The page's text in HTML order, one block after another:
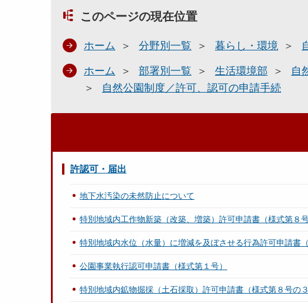
このページの現在位置
ホーム 分野別一覧 暮らし・環境
ホーム 部署別一覧 生活環境部 自
自然公園制度／許可、認可の申請手続
許認可・届出
地下水汚染の未然防止について
特別地域内工作物新築（改築、増築）許可申請書（様式第８号
特別地域内水位（水量）に増減を及ぼさせる行為許可申請書
公園事業執行認可申請書（様式第１号）
特別地域内鉱物掘採（土石採取）許可申請書（様式第８号の３